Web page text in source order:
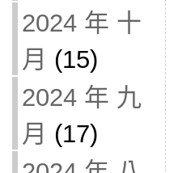
2024 年 十
月 (15)
2024 年 九
月 (17)